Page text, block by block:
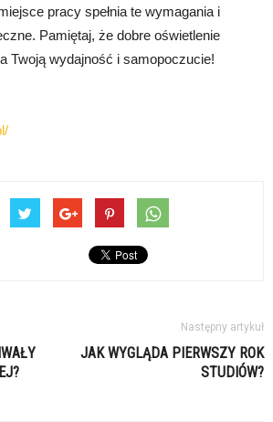
pracy spełnia te wymagania i
Pamiętaj, że dobre oświetlenie
Twoją wydajność i samopoczucie!
Następny artykuł
JAK WYGLĄDA PIERWSZY ROK
STUDIÓW?